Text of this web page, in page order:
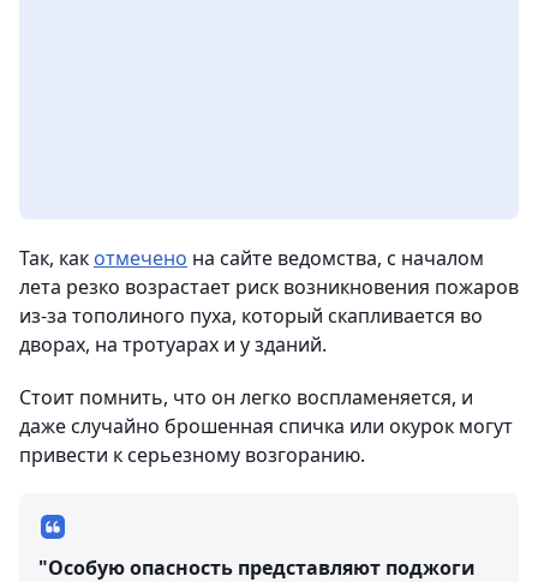
Так, как отмечено на сайте ведомства, с началом
лета резко возрастает риск возникновения пожаров
из-за тополиного пуха, который скапливается во
дворах, на тротуарах и у зданий.
Стоит помнить, что он легко воспламеняется, и
даже случайно брошенная спичка или окурок могут
привести к серьезному возгоранию.
"Особую опасность представляют поджоги